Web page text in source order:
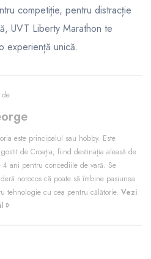
competiție, pentru distracție
UVT Liberty Marathon te
experiență unică.
de
este principalul sau hobby. Este
de Croația, fiind destinația aleasă de
4 ani pentru concediile de vară. Se
norocos că poate să îmbine pasiunea
tehnologie cu cea pentru călătorie. Vezi